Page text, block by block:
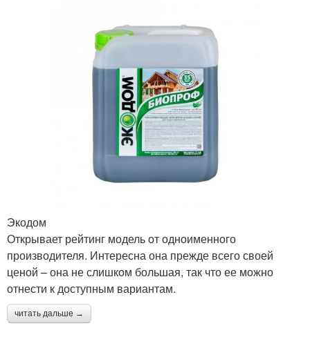
Экодом
Открывает рейтинг модель от одноименного
производителя. Интересна она прежде всего своей
ценой – она не слишком большая, так что ее можно
отнести к доступным вариантам.
читать дальше →